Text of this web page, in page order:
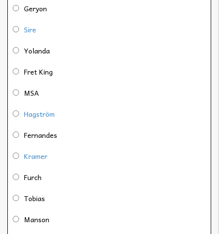
Geryon
Sire
Yolanda
Fret King
MSA
Hagström
Fernandes
Kramer
Furch
Tobias
Manson